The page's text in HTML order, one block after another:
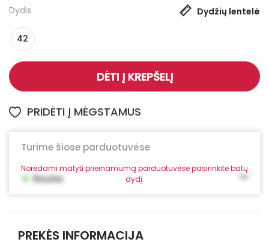
Dydis Dydžių lentelė
42
DĖTI Į KREPŠELĮ
PRIDĖTI Į MĖGSTAMUS
Turime šiose parduotuvėse
Norėdami matyti prieinamumą parduotuvėse pasirinkite batų
dydį.
• Šiauliai
PREKĖS INFORMACIJA